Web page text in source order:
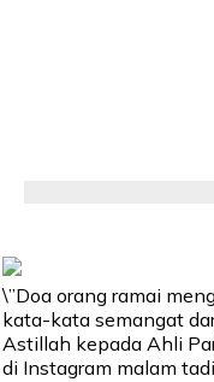
\”Doa orang ramai
kata-kata semangat
Astillah kepada Ahli
di Instagram malam